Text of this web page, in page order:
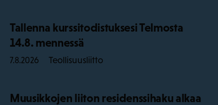
Tallenna kurssitodistuksesi Telmosta
14.8. mennessä
7.8.2026 Teollisuusliitto
Muusikkojen liiton residenssihaku alkaa